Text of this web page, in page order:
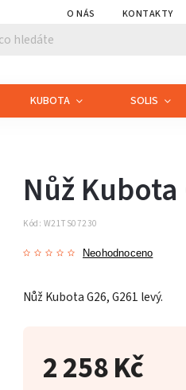
O NÁS KONTAKTY
KUBOTA SOLIS
2 258 Kč
Nůž
Kód: W21TS07230
Neohodnoceno
Nůž Kubota G26, G261 levý.